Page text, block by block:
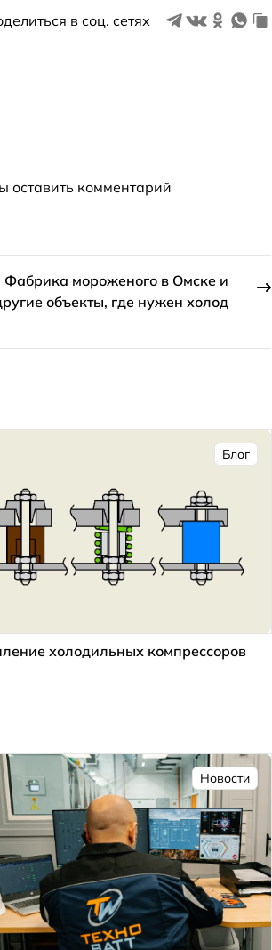
в соц. сетях
оставить комментарий
Фабрика мороженого в Омске и
объекты, где нужен холод
Блог
холодильных компрессоров
Новости